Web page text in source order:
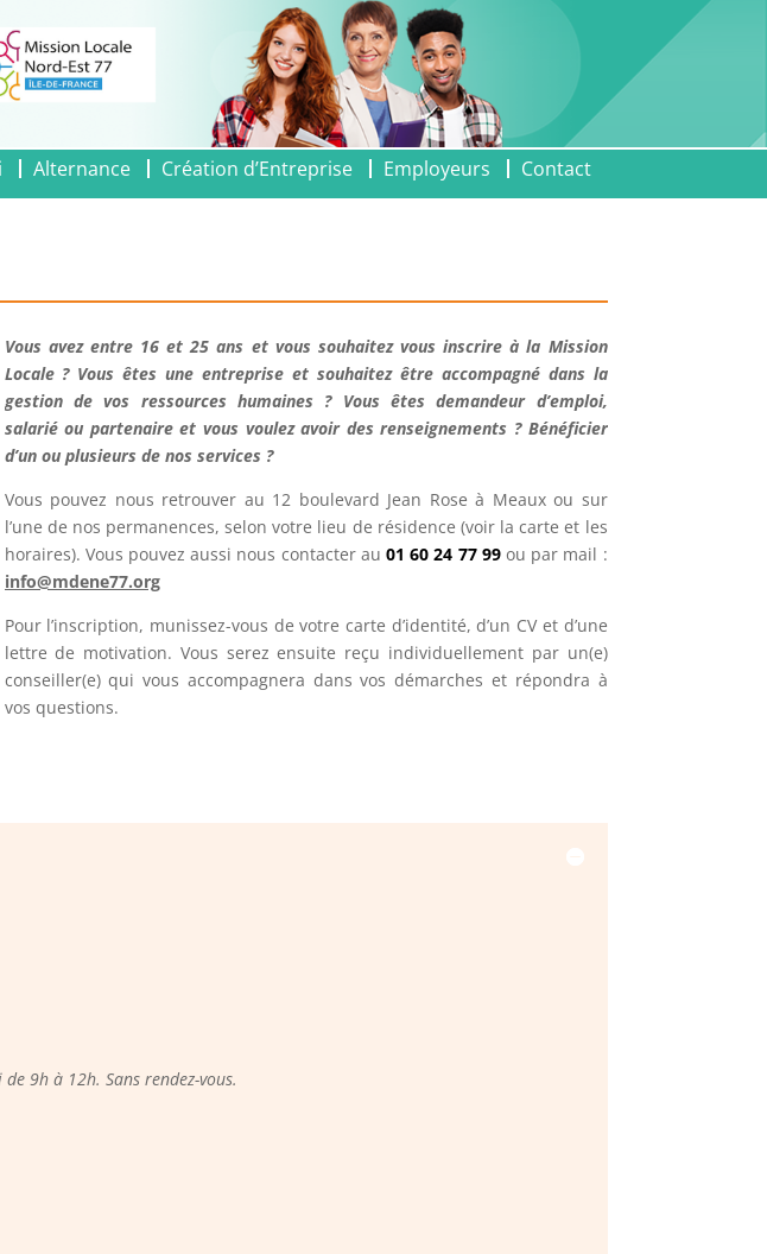
Alternance Création d’Entreprise Employeurs Contact
Vous avez entre 16 et 25 ans et vous souhaitez vous inscrire à la Mission
Locale ? Vous êtes une entreprise et souhaitez être accompagné dans la
gestion de vos ressources humaines ? Vous êtes demandeur d’emploi,
salarié ou partenaire et vous voulez avoir des renseignements ? Bénéficier
d’un ou plusieurs de nos services ?
Vous pouvez nous retrouver au 12 boulevard Jean Rose à Meaux ou sur
l’une de nos permanences, selon votre lieu de résidence (voir la carte et les
horaires). Vous pouvez aussi nous contacter au 01 60 24 77 99ou par mail :
info@mdene77.org
Pour l’inscription, munissez-vous de votre carte d’identité, d’un CV et d’une
lettre de motivation. Vous serez ensuite reçu individuellement par un(e)
conseiller(e) qui vous accompagnera dans vos démarches et répondra à
vos questions.
9h à 12h. Sans rendez-vous.